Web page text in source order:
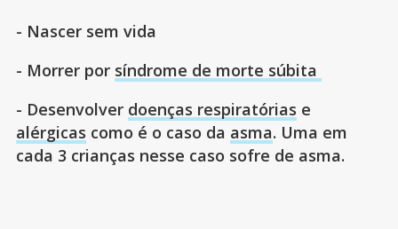
- Nascer sem vida
- Morrer por síndrome de morte súbita
- Desenvolver doenças respiratórias e
alérgicas como é o caso da asma. Uma em
cada 3 crianças nesse caso sofre de asma.